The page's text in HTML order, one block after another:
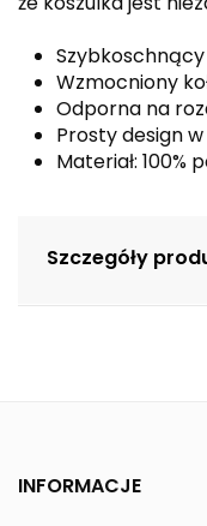
Wzmocniony
Odporna na
Prosty design
Materiał: 100%
Szczegóły
INFORMACJE